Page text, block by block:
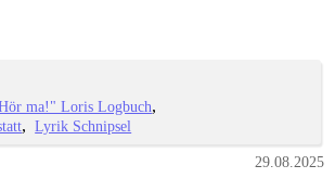
ma!" Loris Logbuch
Lyrik Schnipsel
29.08.2025